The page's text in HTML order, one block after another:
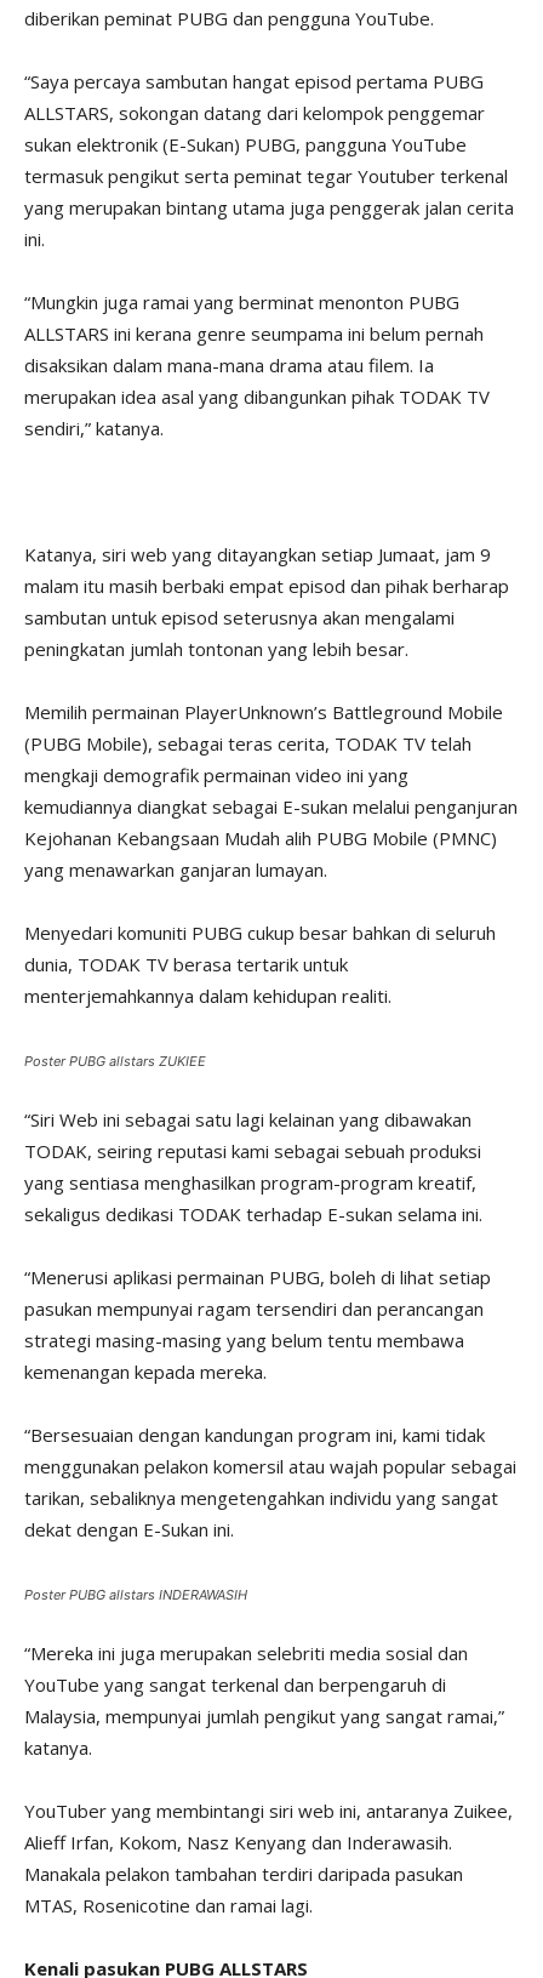
diberikan peminat PUBG dan pengguna YouTube.
“Saya percaya sambutan hangat episod pertama PUBG
ALLSTARS, sokongan datang dari kelompok penggemar
sukan elektronik (E-Sukan) PUBG, pangguna YouTube
termasuk pengikut serta peminat tegar Youtuber terkenal
yang merupakan bintang utama juga penggerak jalan cerita
ini.
“Mungkin juga ramai yang berminat menonton PUBG
ALLSTARS ini kerana genre seumpama ini belum pernah
disaksikan dalam mana-mana drama atau filem. Ia
merupakan idea asal yang dibangunkan pihak TODAK TV
sendiri,” katanya.
Katanya, siri web yang ditayangkan setiap Jumaat, jam 9
malam itu masih berbaki empat episod dan pihak berharap
sambutan untuk episod seterusnya akan mengalami
peningkatan jumlah tontonan yang lebih besar.
Memilih permainan PlayerUnknown’s Battleground Mobile
(PUBG Mobile), sebagai teras cerita, TODAK TV telah
mengkaji demografik permainan video ini yang
kemudiannya diangkat sebagai E-sukan melalui penganjuran
Kejohanan Kebangsaan Mudah alih PUBG Mobile (PMNC)
yang menawarkan ganjaran lumayan.
Menyedari komuniti PUBG cukup besar bahkan di seluruh
dunia, TODAK TV berasa tertarik untuk
menterjemahkannya dalam kehidupan realiti.
Poster PUBG allstars ZUKIEE
“Siri Web ini sebagai satu lagi kelainan yang dibawakan
TODAK, seiring reputasi kami sebagai sebuah produksi
yang sentiasa menghasilkan program-program kreatif,
sekaligus dedikasi TODAK terhadap E-sukan selama ini.
“Menerusi aplikasi permainan PUBG, boleh di lihat setiap
pasukan mempunyai ragam tersendiri dan perancangan
strategi masing-masing yang belum tentu membawa
kemenangan kepada mereka.
“Bersesuaian dengan kandungan program ini, kami tidak
menggunakan pelakon komersil atau wajah popular sebagai
tarikan, sebaliknya mengetengahkan individu yang sangat
dekat dengan E-Sukan ini.
Poster PUBG allstars INDERAWASIH
“Mereka ini juga merupakan selebriti media sosial dan
YouTube yang sangat terkenal dan berpengaruh di
Malaysia, mempunyai jumlah pengikut yang sangat ramai,”
katanya.
YouTuber yang membintangi siri web ini, antaranya Zuikee,
Alieff Irfan, Kokom, Nasz Kenyang dan Inderawasih.
Manakala pelakon tambahan terdiri daripada pasukan
MTAS, Rosenicotine dan ramai lagi.
Kenali pasukan PUBG ALLSTARS